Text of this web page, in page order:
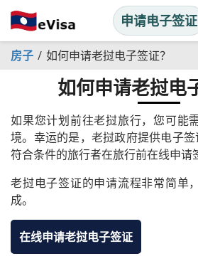
申请电子签证
房子 如何申请老挝电子签证？
如何申请老挝电
如果您计划前往老挝旅行，您可能
境。幸运的是，老挝政府提供电子签
符合条件的旅行者在旅行前在线申请
老挝电子签证的申请流程非常简单
成。
在线申请老挝电子签证